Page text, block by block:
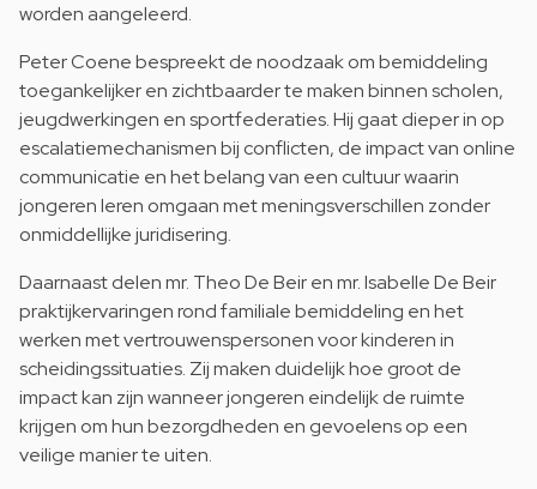
worden aangeleerd.
Peter Coene bespreekt de noodzaak om bemiddeling
toegankelijker en zichtbaarder te maken binnen scholen,
jeugdwerkingen en sportfederaties. Hij gaat dieper in op
escalatiemechanismen bij conflicten, de impact van online
communicatie en het belang van een cultuur waarin
jongeren leren omgaan met meningsverschillen zonder
onmiddellijke juridisering.
Daarnaast delen mr. Theo De Beir en mr. Isabelle De Beir
praktijkervaringen rond familiale bemiddeling en het
werken met vertrouwenspersonen voor kinderen in
scheidingssituaties. Zij maken duidelijk hoe groot de
impact kan zijn wanneer jongeren eindelijk de ruimte
krijgen om hun bezorgdheden en gevoelens op een
veilige manier te uiten.